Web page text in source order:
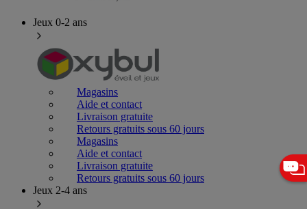
Jeux 0-2 ans
Magasins
Aide et contact
Livraison gratuite
Retours gratuits sous 60 jours
Magasins
Aide et contact
Livraison gratuite
Retours gratuits sous 60 jours
Jeux 2-4 ans